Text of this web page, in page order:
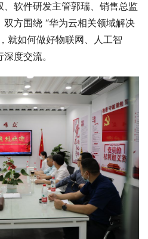
软件研发主管郭瑞、销售总监
方围绕 “华为云相关领域解决
就如何做好物联网、人工智
度交流。